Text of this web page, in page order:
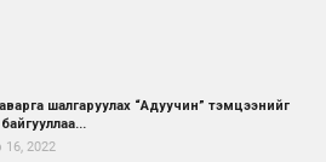
шалгаруулах “Адуучин” тэмцээнийг
16, 2022